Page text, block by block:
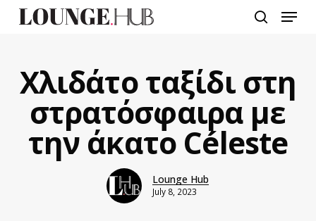
Menu
Χλιδάτο ταξίδι στη
στρατόσφαιρα με
την άκατο Céleste
Lounge Hub
July 8, 2023